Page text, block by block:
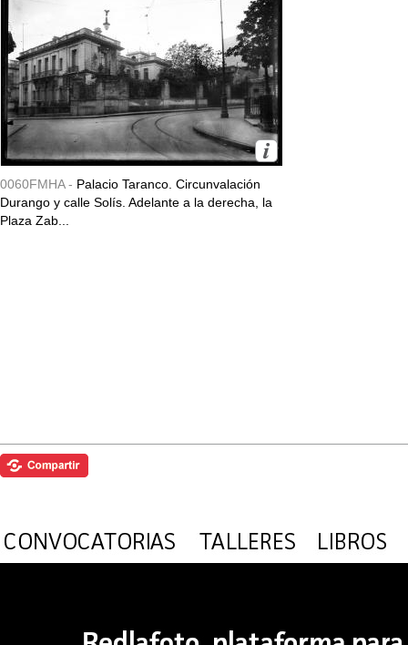
0060FMHA - Palacio Taranco. Circunvalación
Durango y calle Solís. Adelante a la derecha, la
Plaza Zab...